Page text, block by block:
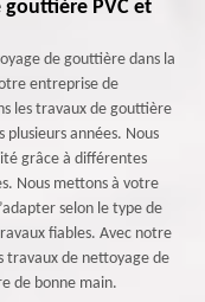
PVC et
de gouttière dans la
entreprise de
les travaux de gouttière
plusieurs années. Nous
grâce à différentes
Nous mettons à votre
selon le type de
fiables. Avec notre
travaux de nettoyage de
de bonne main.